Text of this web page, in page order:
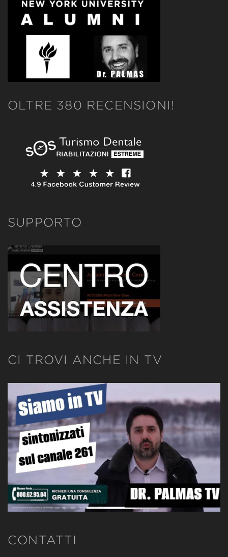
OLTRE 380 RECENSIONI!
SUPPORTO
CI TROVI ANCHE IN TV
CONTATTI